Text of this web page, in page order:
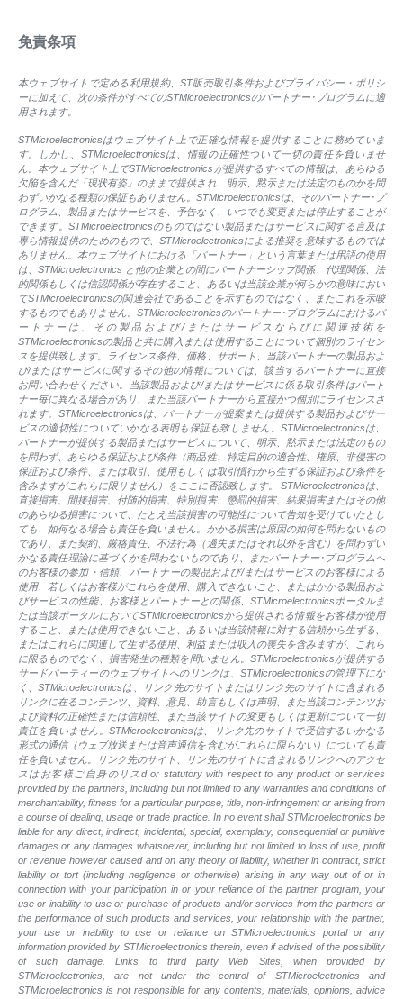
免責条項
本ウェブサイトで定める利用規約、ST販売取引条件およびプライバシー・ポリシ
ーに加えて、次の条件がすべてのSTMicroelectronicsのパートナー･プログラムに適
用されます。
STMicroelectronicsはウェブサイト上で正確な情報を提供することに務めていま
す。しかし、STMicroelectronicsは、情報の正確性ついて一切の責任を負いませ
ん。本ウェブサイト上でSTMicroelectronicsが提供するすべての情報は、あらゆる
欠陥を含んだ「現状有姿」のままで提供され、明示、黙示または法定のものかを問
わずいかなる種類の保証もありません。STMicroelectronicsは、そのパートナー･プ
ログラム、製品またはサービスを、予告なく、いつでも変更または停止することが
できます。STMicroelectronicsのものではない製品またはサービスに関する言及は
専ら情報提供のためのもので、STMicroelectronicsによる推奨を意味するものでは
ありません。本ウェブサイトにおける「パートナー」という言葉または用語の使用
は、STMicroelectronics と他の企業との間にパートナーシップ関係、代理関係、法
的関係もしくは信認関係が存在すること、あるいは当該企業が何らかの意味におい
てSTMicroelectronicsの関連会社であることを示すものではなく、またこれを示唆
するものでもありません。STMicroelectronicsのパートナー･プログラムにおけるパ
ートナーは、その製品および/またはサービスならびに関連技術を
STMicroelectronicsの製品と共に購入または使用することについて個別のライセン
スを提供致します。ライセンス条件、価格、サポート、当該パートナーの製品およ
び/またはサービスに関するその他の情報については、該当するパートナーに直接
お問い合わせください。当該製品および/またはサービスに係る取引条件はパート
ナー毎に異なる場合があり、また当該パートナーから直接かつ個別にライセンスさ
れます。STMicroelectronicsは、パートナーが提案または提供する製品およびサー
ビスの適切性についていかなる表明も保証も致しません。STMicroelectronicsは、
パートナーが提供する製品またはサービスについて、明示、黙示または法定のもの
を問わず、あらゆる保証および条件（商品性、特定目的の適合性、権原、非侵害の
保証および条件、または取引、使用もしくは取引慣行から生ずる保証および条件を
含みますがこれらに限りません）をここに否認致します。 STMicroelectronicsは、
直接損害、間接損害、付随的損害、特別損害、懲罰的損害、結果損害またはその他
のあらゆる損害について、たとえ当該損害の可能性について告知を受けていたとし
ても、如何なる場合も責任を負いません。かかる損害は原因の如何を問わないもの
であり、また契約、厳格責任、不法行為（過失またはそれ以外を含む）を問わずい
かなる責任理論に基づくかを問わないものであり、またパートナー･プログラムへ
のお客様の参加・信頼、パートナーの製品および/またはサービスのお客様による
使用、若しくはお客様がこれらを使用、購入できないこと、またはかかる製品およ
びサービスの性能、お客様とパートナーとの関係、STMicroelectronicsポータルま
たは当該ポータルにおいてSTMicroelectronicsから提供される情報をお客様が使用
すること、または使用できないこと、あるいは当該情報に対する信頼から生ずる、
またはこれらに関連して生ずる使用、利益または収入の喪失を含みますが、これら
に限るものでなく、損害発生の種類を問いません。STMicroelectronicsが提供する
サードパーティーのウェブサイトへのリンクは、STMicroelectronicsの管理下にな
く、STMicroelectronicsは、リンク先のサイトまたはリンク先のサイトに含まれる
リンクに在るコンテンツ、資料、意見、助言もしくは声明、また当該コンテンツお
よび資料の正確性または信頼性、また当該サイトの変更もしくは更新について一切
責任を負いません。STMicroelectronicsは、リンク先のサイトで受信するいかなる
形式の通信（ウェブ放送または音声通信を含むがこれらに限らない）についても責
任を負いません。リンク先のサイト、リン先のサイトに含まれるリンクへのアクセ
スはお客様ご自身のリスd or statutory with respect to any product or services
provided by the partners, including but not limited to any warranties and conditions of
merchantability, fitness for a particular purpose, title, non-infringement or arising from
a course of dealing, usage or trade practice. In no event shall STMicroelectronics be
liable for any direct, indirect, incidental, special, exemplary, consequential or punitive
damages or any damages whatsoever, including but not limited to loss of use, profit
or revenue however caused and on any theory of liability, whether in contract, strict
liability or tort (including negligence or otherwise) arising in any way out of or in
connection with your participation in or your reliance of the partner program, your
use or inability to use or purchase of products and/or services from the partners or
the performance of such products and services, your relationship with the partner,
your use or inability to use or reliance on STMicroelectronics portal or any
information provided by STMicroelectronics therein, even if advised of the possibility
of such damage. Links to third party Web Sites, when provided by
STMicroelectronics, are not under the control of STMicroelectronics and
STMicroelectronics is not responsible for any contents, materials, opinions, advice